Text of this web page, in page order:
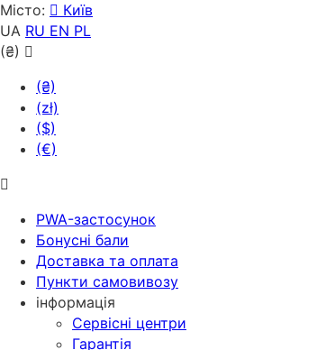
Місто:
Київ
UA RU EN PL
(₴)
(₴)
(zł)
($)
(€)
PWA-застосунок
Бонусні бали
Доставка та оплата
Пункти самовивозу
інформація
Сервісні центри
Гарантія